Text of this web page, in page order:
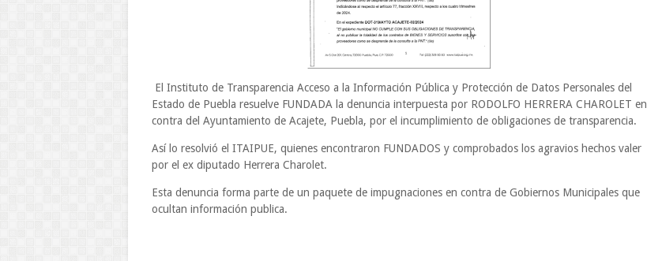
El Instituto de Transparencia Acceso a la Información Pública y Protección de Datos Personales del
Estado de Puebla resuelve FUNDADA la denuncia interpuesta por RODOLFO HERRERA CHAROLET en
contra del Ayuntamiento de Acajete, Puebla, por el incumplimiento de obligaciones de transparencia.
Así lo resolvió el ITAIPUE, quienes encontraron FUNDADOS y comprobados los agravios hechos valer
por el ex diputado Herrera Charolet.
Esta denuncia forma parte de un paquete de impugnaciones en contra de Gobiernos Municipales que
ocultan información publica.